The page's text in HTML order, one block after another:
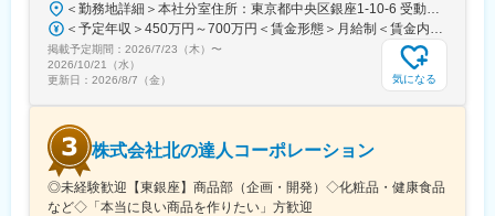
掲載予定期間： 2026/7/23（木） 〜
2026/10/21（水）
更新日： 2026/8/7（金） 気になる
株式会社北の達人コーポレーション
◎未経験歓迎【東銀座】商品部（企画・開発）◇化粧品・健康食品
など◇「本当に良い商品を作りたい」方歓迎